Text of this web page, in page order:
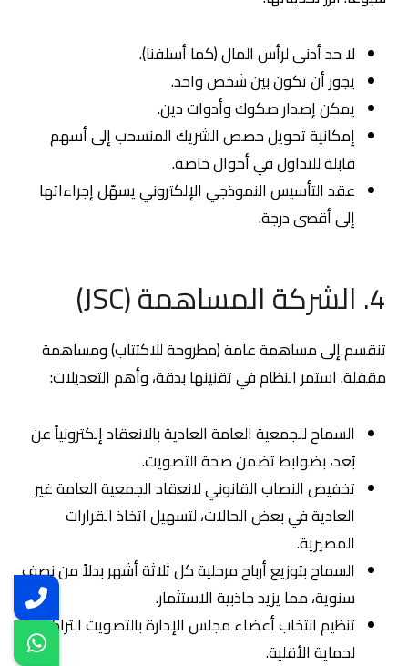
لا حد أدنى لرأس المال (كما أسلفنا).
يجوز أن تكون بين شخص واحد.
يمكن إصدار صكوك وأدوات دين.
إمكانية تحويل حصص الشريك المنسحب إلى أسهم
قابلة للتداول في أحوال خاصة.
عقد التأسيس النموذجي الإلكتروني يسهّل إجراءاتها
إلى أقصى درجة.
4. الشركة المساهمة (JSC)
تنقسم إلى مساهمة عامة (مطروحة للاكتتاب) ومساهمة
مقفلة. استمر النظام في تقنينها بدقة، وأهم التعديلات:
السماح للجمعية العامة العادية بالانعقاد إلكترونياً عن
بُعد، بضوابط تضمن صحة التصويت.
تخفيض النصاب القانوني لانعقاد الجمعية العامة غير
العادية في بعض الحالات، لتسهيل اتخاذ القرارات
المصيرية.
السماح بتوزيع أرباح مرحلية كل ثلاثة أشهر بدلاً من نصف
سنوية، مما يزيد جاذبية الاستثمار.
تنظيم انتخاب أعضاء مجلس الإدارة بالتصويت التراكمي
لحماية الأقلية.